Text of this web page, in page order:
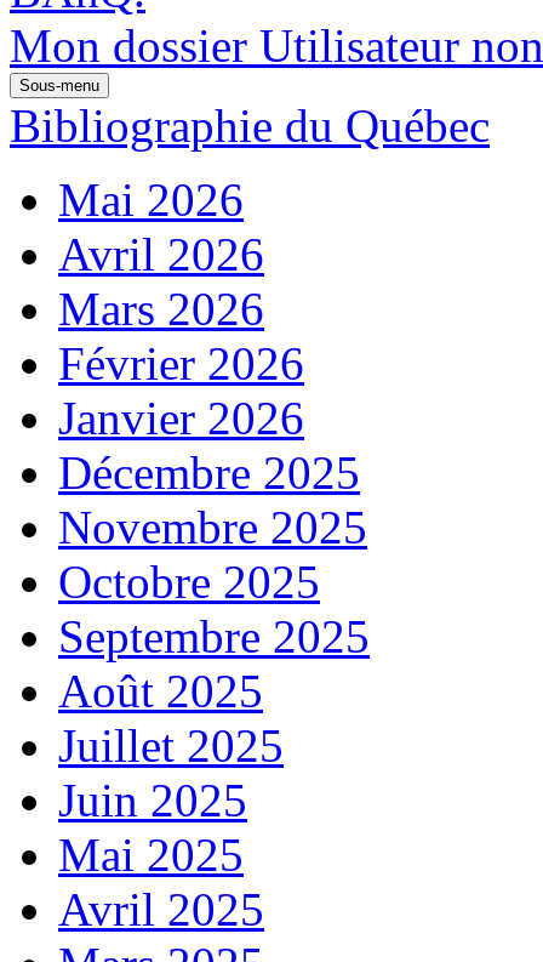
Mon dossier Utilisateur
Sous-menu
Bibliographie du Québec
Mai 2026
Avril 2026
Mars 2026
Février 2026
Janvier 2026
Décembre 2025
Novembre 2025
Octobre 2025
Septembre 2025
Août 2025
Juillet 2025
Juin 2025
Mai 2025
Avril 2025